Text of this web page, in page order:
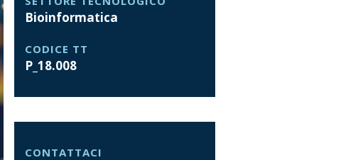
Bioinformatica
CODICE TT
P_18.008
CONTATTACI